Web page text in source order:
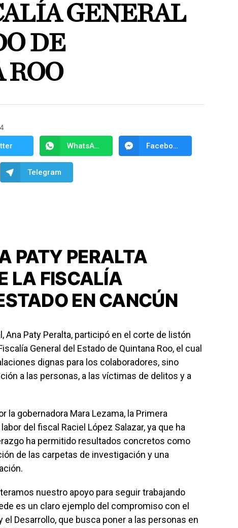
GENERAL
DE
WhatsApp Facebook Messenger
Telegram
PATY PERALTA
LA FISCALÍA
EN CANCÚN
Ana Paty Peralta, participó en el corte de listón
General del Estado de Quintana Roo, el cual
dignas para los colaboradores, sino
a las personas, a las víctimas de delitos y a
la gobernadora Mara Lezama, la Primera
del fiscal Raciel López Salazar, ya que ha
ha permitido resultados concretos como
de las carpetas de investigación y una
nuestro apoyo para seguir trabajando
es un claro ejemplo del compromiso con el
Desarrollo, que busca poner a las personas en